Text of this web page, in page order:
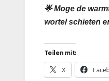
🌟 Moge de
wortel schieten
Teilen mit:
X